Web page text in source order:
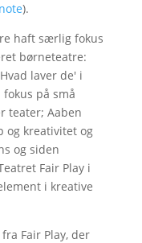
note).
haft særlig fokus
børneteatre:
laver de' i
på små
teater; Aaben
og kreativitet og
og siden
Fair Play i
i kreative
Fair Play, der